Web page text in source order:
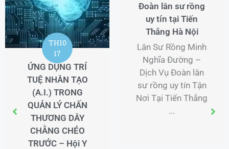
TH10
17
ỨNG DỤNG TRÍ
TUỆ NHÂN TẠO
(A.I.) TRONG
QUẢN LÝ CHẤN
THƯƠNG DÂY
CHẰNG CHÉO
TRƯỚC – Hội Y
Đoàn lân sư rồng
uy tín tại Tiến
Thắng Hà Nội
Lân Sư Rồng Minh
Nghĩa Đường –
Dịch Vụ Đoàn lân
sư rồng uy tín Tận
Nơi Tại Tiến Thắng
...